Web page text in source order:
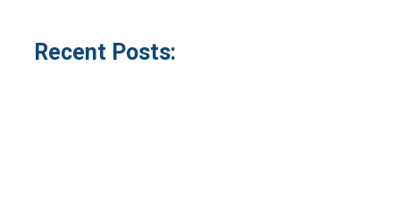
Recent Posts: